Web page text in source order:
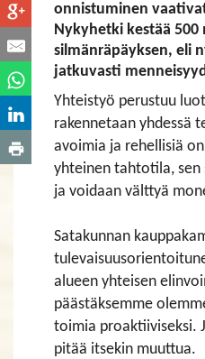
onnistuminen
Nykyhetki kestää 500
silmänräpäyksen, eli
jatkuvasti
Yhteistyö perustuu
rakennetaan yhdessä
avoimia ja rehellisiä
yhteinen tahtotila,
ja voidaan välttyä
Satakunnan
alueen yhteisen
päästäksemme
toimia proaktiiviseksi.
pitää itsekin muuttua.